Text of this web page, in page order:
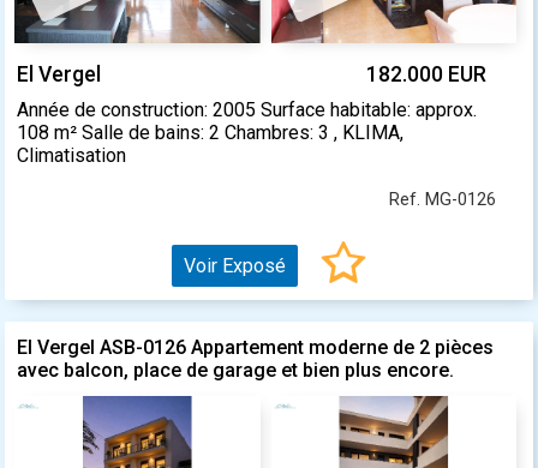
El Vergel 182.000 EUR
Année de construction: 2005 Surface habitable: approx.
108 m² Salle de bains: 2 Chambres: 3 , KLIMA,
Climatisation
Ref. MG-0126
Voir Exposé
El Vergel ASB-0126 Appartement moderne de 2 pièces
avec balcon, place de garage et bien plus encore.